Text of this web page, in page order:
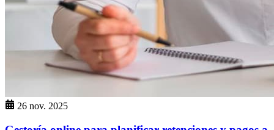
26 nov. 2025